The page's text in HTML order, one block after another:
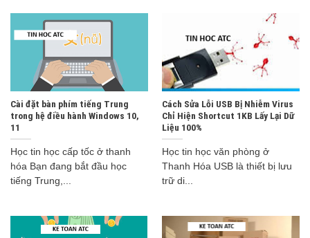
Cài đặt bàn phím tiếng Trung
trong hệ điều hành Windows 10,
11
Học tin học cấp tốc ở thanh
hóa Bạn đang bắt đầu học
tiếng Trung,...
Cách Sửa Lỗi USB Bị Nhiễm Virus
Chỉ Hiện Shortcut 1KB Lấy Lại Dữ
Liệu 100%
Học tin học văn phòng ở
Thanh Hóa USB là thiết bị lưu
trữ di...